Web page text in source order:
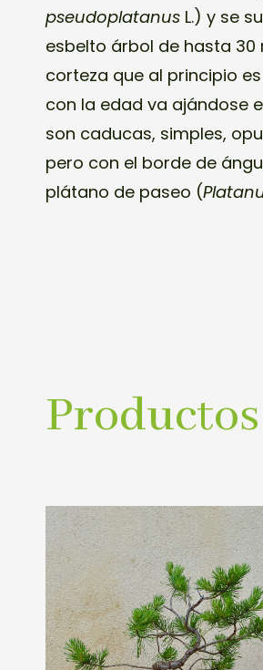
pseudoplatanus L.) y se
esbelto árbol de hasta
corteza que al principio
con la edad va ajándose
son caducas, simples,
pero con el borde de
plátano de paseo (